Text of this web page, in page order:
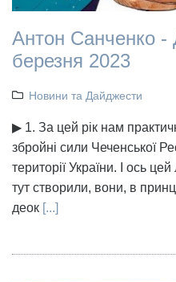
Антон Санченко -
березня 2023
Новини та Дайджести
▶ 1. За цей рік нам
збройні сили Чеченської
території України. І ось
тут створили, вони, в
деок [...]